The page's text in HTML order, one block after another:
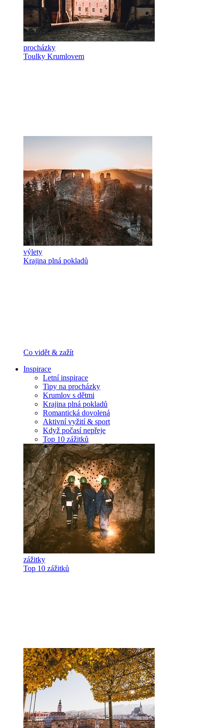
procházky
Toulky Krumlovem
výlety
Krajina plná pokladů
Co vidět & zažít
Inspirace
Letní inspirace
Tipy na procházky
Krumlov s dětmi
Krajina plná pokladů
Romantická dovolená
Aktivní vyžití & sport
Když počasí nepřeje
Top 10 zážitků
zážitky
Top 10 zážitků